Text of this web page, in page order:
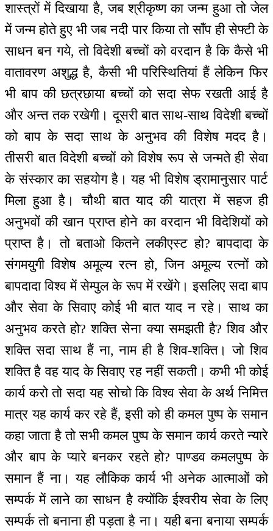
शास्त्रों में दिखाया है, जब श्रीकृष्ण का जन्म हुआ तो जेल
में जन्म होते हुए भी जब नदी पार किया तो साँप ही सेफ्टी के
साधन बन गये, तो विदेशी बच्चों को वरदान है कि कैसे भी
वातावरण अशुद्ध है, कैसी भी परिस्थितियां हैं लेकिन फिर
भी बाप की छत्रछाया बच्चों को सदा सेफ रखती आई है
और अन्त तक रखेगी। दूसरी बात साथ-साथ विदेशी बच्चों
को बाप के सदा साथ के अनुभव की विशेष मदद है।
तीसरी बात विदेशी बच्चों को विशेष रूप से जन्मते ही सेवा
के संस्कार का सहयोग है। यह भी विशेष ड्रामानुसार पार्ट
मिला हुआ है। चौथी बात याद की यात्रा में सहज ही
अनुभवों की खान प्राप्त होने का वरदान भी विदेशियों को
प्राप्त है। तो बताओ कितने लकीएस्ट हो? बापदादा के
संगमयुगी विशेष अमूल्य रत्न हो, जिन अमूल्य रत्नों को
बापदादा विश्व में सेम्पुल के रूप में रखेंगे। इसलिए सदा बाप
और सेवा के सिवाए कोई भी बात याद न रहे। साथ का
अनुभव करते हो? शक्ति सेना क्या समझती है? शिव और
शक्ति सदा साथ हैं ना, नाम ही है शिव-शक्ति। जो शिव
शक्ति है वह याद के सिवाए रह नहीं सकती। कभी भी कोई
कार्य करो तो सदा यह सोचो कि विश्व सेवा के अर्थ निमित्त
मात्र यह कार्य कर रहे हैं, इसी को ही कमल पुष्प के समान
कहा जाता है तो सभी कमल पुष्प के समान कार्य करते न्यारे
और बाप के प्यारे बनकर रहते हो? पाण्डव कमलपुष्प के
समान हैं ना। यह लौकिक कार्य भी अनेक आत्माओं को
सम्पर्क में लाने का साधन है क्योंकि ईश्वरीय सेवा के लिए
सम्पर्क तो बनाना ही पड़ता है ना। यही बना बनाया सम्पर्क